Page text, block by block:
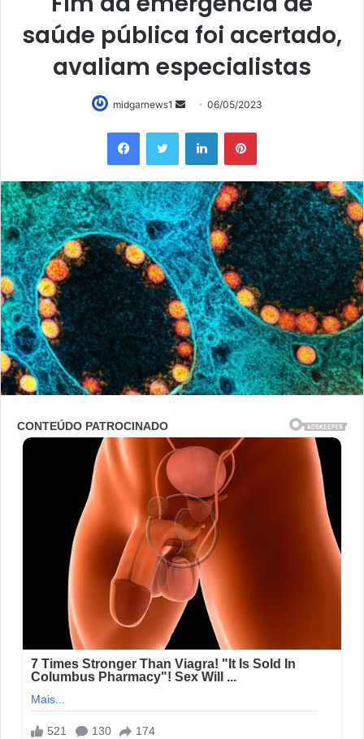
saúde pública foi acertado,
avaliam especialistas
midgarnews1
Mande
mail
06/05/2023
FacebookTwitter LinkedinPinterest